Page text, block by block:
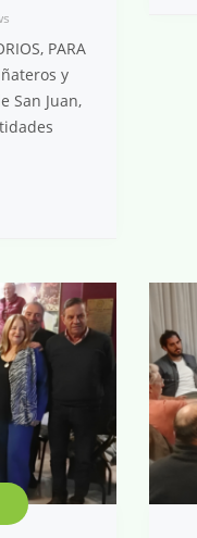
PARA
y
San Juan,